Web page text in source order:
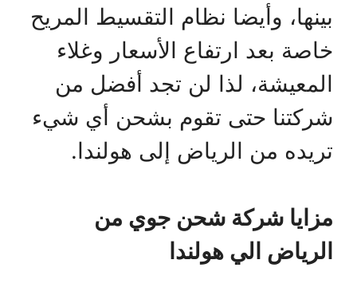
بينها، وأيضا نظام التقسيط المريح
خاصة بعد ارتفاع الأسعار وغلاء
المعيشة، لذا لن تجد أفضل من
شركتنا حتى تقوم بشحن أي شيء
تريده من الرياض إلى هولندا.
مزايا شركة شحن جوي من
الرياض الي هولندا